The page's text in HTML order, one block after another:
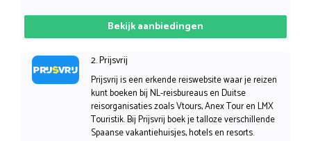
Bekijk aanbiedingen
2. Prijsvrij
Prijsvrij is een erkende reiswebsite waar je reizen
kunt boeken bij NL-reisbureaus en Duitse
reisorganisaties zoals Vtours, Anex Tour en LMX
Touristik. Bij Prijsvrij boek je talloze verschillende
Spaanse vakantiehuisjes, hotels en resorts.